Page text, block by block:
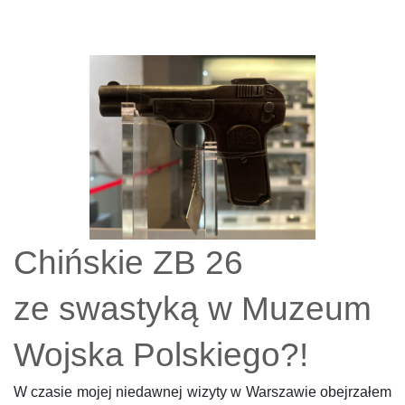
Chińskie ZB 26
ze swastyką w Muzeum
Wojska Polskiego?!
W czasie mojej niedawnej wizyty w Warszawie obejrzałem